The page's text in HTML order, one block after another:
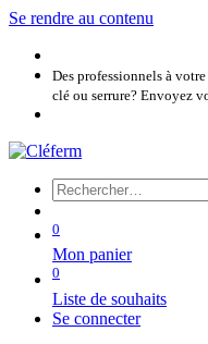
Se rendre au contenu
Des professionnels à
clé ou serrure? Envoyez
0
Mon panier
0
Liste de souhaits
Se connecter